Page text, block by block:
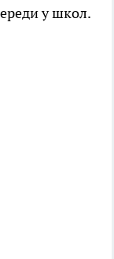
у школ.